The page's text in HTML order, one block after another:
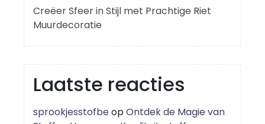
Creëer Sfeer in Stijl met Prachtige Riet
Muurdecoratie
Laatste reacties
sprookjesstofbeopOntdek de Magie van